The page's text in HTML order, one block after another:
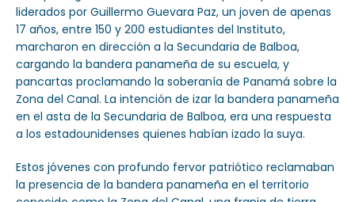
liderados por Guillermo Guevara Paz, un joven de apenas
17 años, entre 150 y 200 estudiantes del Instituto,
marcharon en dirección a la Secundaria de Balboa,
cargando la bandera panameña de su escuela, y
pancartas proclamando la soberanía de Panamá sobre la
Zona del Canal. La intención de izar la bandera panameña
en el asta de la Secundaria de Balboa, era una respuesta
a los estadounidenses quienes habían izado la suya.
Estos jóvenes con profundo fervor patriótico reclamaban
la presencia de la bandera panameña en el territorio